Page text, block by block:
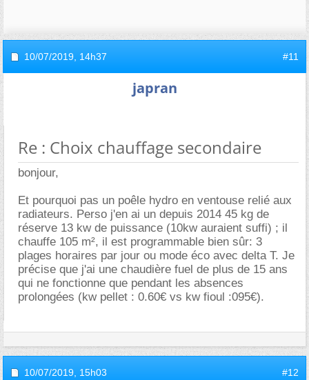
10/07/2019, 14h37 #11
japran
Re : Choix chauffage secondaire
bonjour,
Et pourquoi pas un poêle hydro en ventouse relié aux
radiateurs. Perso j'en ai un depuis 2014 45 kg de
réserve 13 kw de puissance (10kw auraient suffi) ; il
chauffe 105 m², il est programmable bien sûr: 3
plages horaires par jour ou mode éco avec delta T. Je
précise que j'ai une chaudière fuel de plus de 15 ans
qui ne fonctionne que pendant les absences
prolongées (kw pellet : 0.60€ vs kw fioul :095€).
10/07/2019, 15h03 #12